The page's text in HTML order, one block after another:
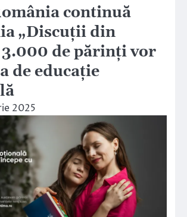
continuă
„Discuții din
de părinți vor
de educație
2025